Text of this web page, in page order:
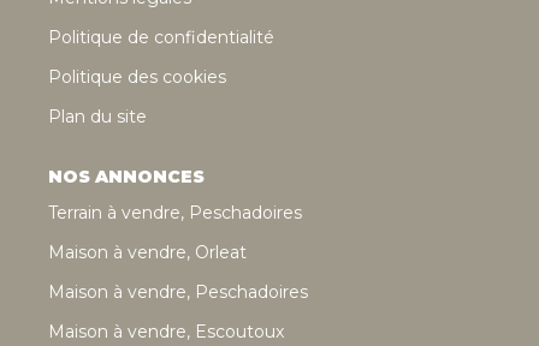
Politique de confidentialité
Politique des cookies
Plan du site
NOS ANNONCES
Terrain à vendre, Peschadoires
Maison à vendre, Orleat
Maison à vendre, Peschadoires
Maison à vendre, Escoutoux